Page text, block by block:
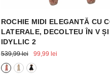
ROCHIE MIDI ELEGANTĂ CU
LATERALE, DECOLTEU ÎN V
IDYLLIC 2
539,99 lei 99,99 lei